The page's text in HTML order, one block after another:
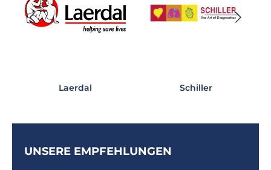
Laerdal Schiller
UNSERE EMPFEHLUNGEN